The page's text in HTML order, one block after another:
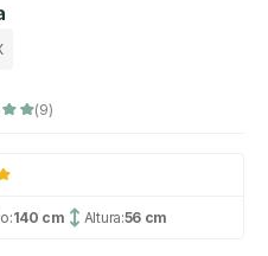
(9)
140 cm Altura:56 cm